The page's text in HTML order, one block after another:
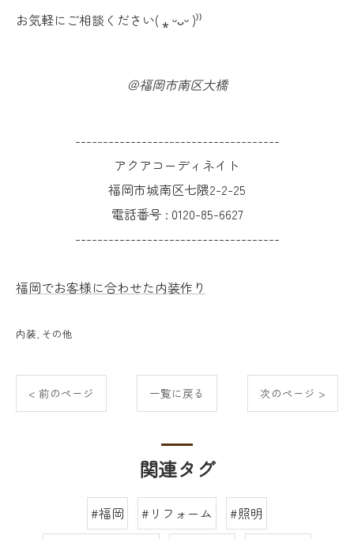
お気軽にご相談ください( ⁎ ᵕᴗᵕ )⁾⁾
＠福岡市南区大橋
-------------------------------------
アクアコーディネイト
福岡市城南区七隈2-2-25
電話番号 : 0120-85-6627
-------------------------------------
福岡でお客様に合わせた内装作り
内装 その他
< 前のページ 一覧に戻る 次のページ >
関連タグ
#福岡 #リフォーム
#照明